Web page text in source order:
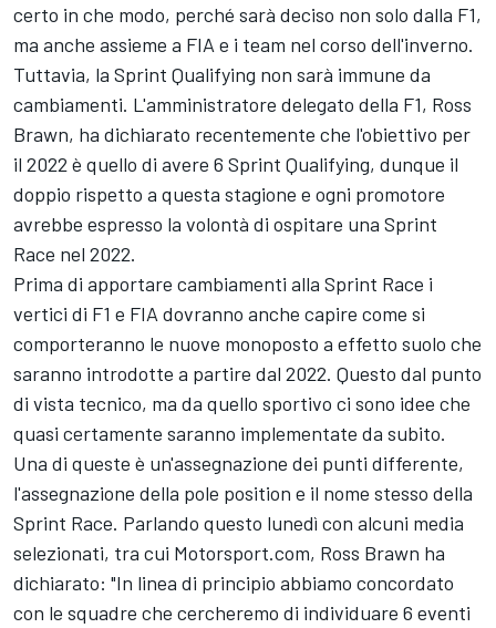
certo in che modo, perché sarà deciso non solo dalla F1,
ma anche assieme a FIA e i team nel corso dell'inverno.
Tuttavia, la Sprint Qualifying non sarà immune da
cambiamenti. L'amministratore delegato della F1, Ross
Brawn, ha dichiarato recentemente che l'obiettivo per
il 2022 è quello di avere 6 Sprint Qualifying, dunque il
doppio rispetto a questa stagione e ogni promotore
avrebbe espresso la volontà di ospitare una Sprint
Race nel 2022.
Prima di apportare cambiamenti alla Sprint Race i
vertici di F1 e FIA dovranno anche capire come si
comporteranno le nuove monoposto a effetto suolo che
saranno introdotte a partire dal 2022. Questo dal punto
di vista tecnico, ma da quello sportivo ci sono idee che
quasi certamente saranno implementate da subito.
Una di queste è un'assegnazione dei punti differente,
l'assegnazione della pole position e il nome stesso della
Sprint Race. Parlando questo lunedì con alcuni media
selezionati, tra cui Motorsport.com, Ross Brawn ha
dichiarato: "In linea di principio abbiamo concordato
con le squadre che cercheremo di individuare 6 eventi